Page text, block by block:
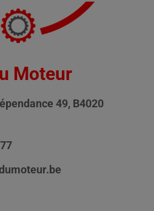
Moteur
49, B4020